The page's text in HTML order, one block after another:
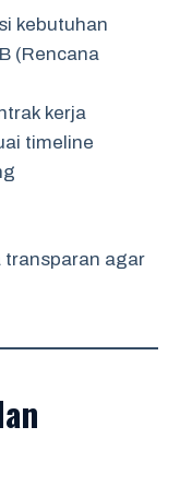
kebutuhan
(Rencana
kerja
timeline
transparan agar